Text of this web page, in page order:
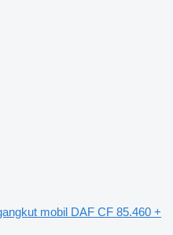
mobil DAF CF 85.460 +